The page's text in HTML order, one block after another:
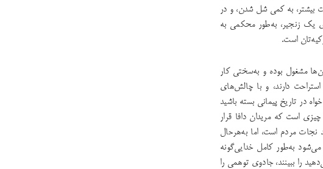
بیشتر، به کمی شل شدن، و در
یک زنجیر، به‌طور محکمی به
است.
مشغول بوده و به‌سختی کار
دارند، و با چالش‌های
در تاریخ پیمانی بسته باشید
است که مریدان دافا قرار
نجات مردم است، اما به‌هرحال
به‌طور کامل خدایی‌گونه
را ببینند، جادوی توهمی را